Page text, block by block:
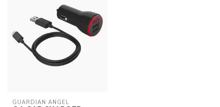
GUARDIAN ANGEL